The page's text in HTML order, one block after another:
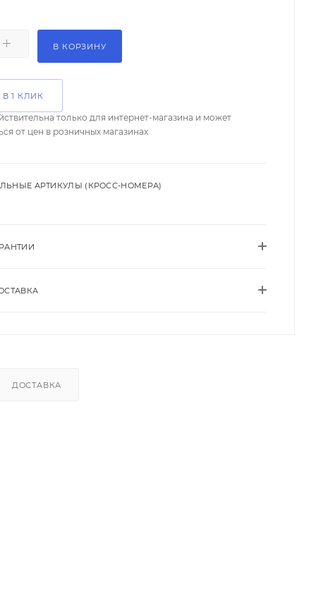
В КОРЗИНУ
1 КЛИК
только для интернет-магазина и может
от цен в розничных магазинах
АРТИКУЛЫ (КРОСС-НОМЕРА)
ДОСТАВКА